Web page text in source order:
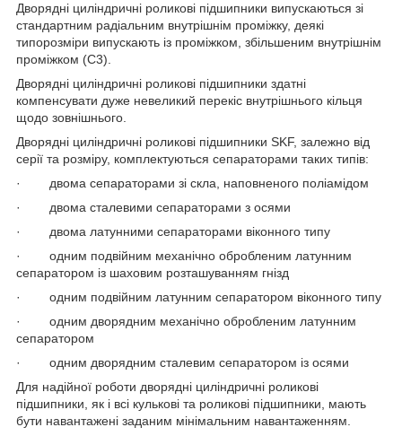
Дворядні циліндричні роликові підшипники випускаються зі
стандартним радіальним внутрішнім проміжку, деякі
типорозміри випускають із проміжком, збільшеним внутрішнім
проміжком (С3).
Дворядні циліндричні роликові підшипники здатні
компенсувати дуже невеликий перекіс внутрішнього кільця
щодо зовнішнього.
Дворядні циліндричні роликові підшипники SKF, залежно від
серії та розміру, комплектуються сепараторами таких типів:
· двома сепараторами зі скла, наповненого поліамідом
· двома сталевими сепараторами з осями
· двома латунними сепараторами віконного типу
· одним подвійним механічно обробленим латунним
сепаратором із шаховим розташуванням гнізд
· одним подвійним латунним сепаратором віконного типу
· одним дворядним механічно обробленим латунним
сепаратором
· одним дворядним сталевим сепаратором із осями
Для надійної роботи дворядні циліндричні роликові
підшипники, як і всі кулькові та роликові підшипники, мають
бути навантажені заданим мінімальним навантаженням.